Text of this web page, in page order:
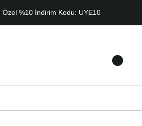
Özel %10 İndirim Kodu: UYE10